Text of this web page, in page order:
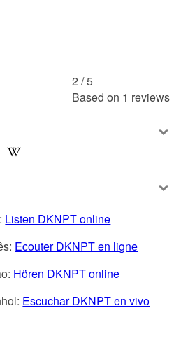
2 /5
Based on 1 reviews
Listen DKNPT online
Ecouter DKNPT en ligne
Hören DKNPT online
Escuchar DKNPT en vivo